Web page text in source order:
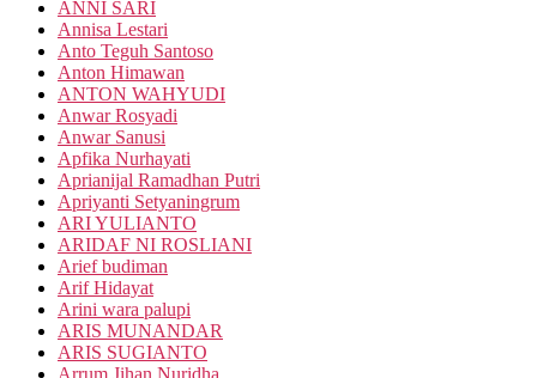
ANNI SARI
Annisa Lestari
Anto Teguh Santoso
Anton Himawan
ANTON WAHYUDI
Anwar Rosyadi
Anwar Sanusi
Apfika Nurhayati
Aprianijal Ramadhan Putri
Apriyanti Setyaningrum
ARI YULIANTO
ARIDAF NI ROSLIANI
Arief budiman
Arif Hidayat
Arini wara palupi
ARIS MUNANDAR
ARIS SUGIANTO
Arrum Jihan Nuridha